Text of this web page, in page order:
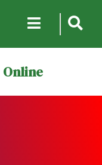
Online